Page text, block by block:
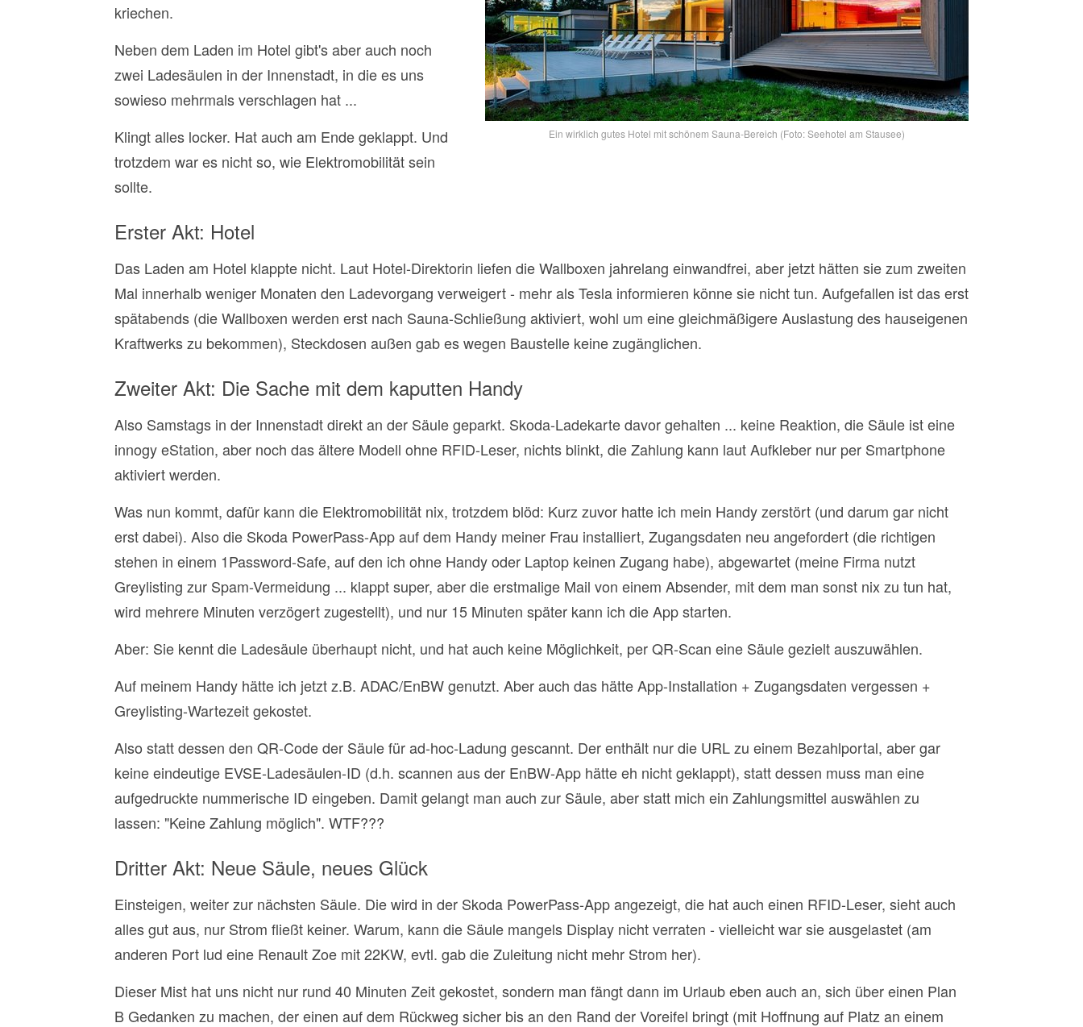
Ein wirklich gutes Hotel mit schönem Sauna-Bereich (Foto: Seehotel am Stausee)
kriechen.
Neben dem Laden im Hotel gibt's aber auch noch
zwei Ladesäulen in der Innenstadt, in die es uns
sowieso mehrmals verschlagen hat ...
Klingt alles locker. Hat auch am Ende geklappt. Und
trotzdem war es nicht so, wie Elektromobilität sein
sollte.
Erster Akt: Hotel
Das Laden am Hotel klappte nicht. Laut Hotel-Direktorin liefen die Wallboxen jahrelang einwandfrei, aber jetzt hätten sie zum zweiten
Mal innerhalb weniger Monaten den Ladevorgang verweigert - mehr als Tesla informieren könne sie nicht tun. Aufgefallen ist das erst
spätabends (die Wallboxen werden erst nach Sauna-Schließung aktiviert, wohl um eine gleichmäßigere Auslastung des hauseigenen
Kraftwerks zu bekommen), Steckdosen außen gab es wegen Baustelle keine zugänglichen.
Zweiter Akt: Die Sache mit dem kaputten Handy
Also Samstags in der Innenstadt direkt an der Säule geparkt. Skoda-Ladekarte davor gehalten ... keine Reaktion, die Säule ist eine
innogy eStation, aber noch das ältere Modell ohne RFID-Leser, nichts blinkt, die Zahlung kann laut Aufkleber nur per Smartphone
aktiviert werden.
Was nun kommt, dafür kann die Elektromobilität nix, trotzdem blöd: Kurz zuvor hatte ich mein Handy zerstört (und darum gar nicht
erst dabei). Also die Skoda PowerPass-App auf dem Handy meiner Frau installiert, Zugangsdaten neu angefordert (die richtigen
stehen in einem 1Password-Safe, auf den ich ohne Handy oder Laptop keinen Zugang habe), abgewartet (meine Firma nutzt
Greylisting zur Spam-Vermeidung ... klappt super, aber die erstmalige Mail von einem Absender, mit dem man sonst nix zu tun hat,
wird mehrere Minuten verzögert zugestellt), und nur 15 Minuten später kann ich die App starten.
Aber: Sie kennt die Ladesäule überhaupt nicht, und hat auch keine Möglichkeit, per QR-Scan eine Säule gezielt auszuwählen.
Auf meinem Handy hätte ich jetzt z.B. ADAC/EnBW genutzt. Aber auch das hätte App-Installation + Zugangsdaten vergessen +
Greylisting-Wartezeit gekostet.
Also statt dessen den QR-Code der Säule für ad-hoc-Ladung gescannt. Der enthält nur die URL zu einem Bezahlportal, aber gar
keine eindeutige EVSE-Ladesäulen-ID (d.h. scannen aus der EnBW-App hätte eh nicht geklappt), statt dessen muss man eine
aufgedruckte nummerische ID eingeben. Damit gelangt man auch zur Säule, aber statt mich ein Zahlungsmittel auswählen zu
lassen: "Keine Zahlung möglich". WTF???
Dritter Akt: Neue Säule, neues Glück
Einsteigen, weiter zur nächsten Säule. Die wird in der Skoda PowerPass-App angezeigt, die hat auch einen RFID-Leser, sieht auch
alles gut aus, nur Strom fließt keiner. Warum, kann die Säule mangels Display nicht verraten - vielleicht war sie ausgelastet (am
anderen Port lud eine Renault Zoe mit 22KW, evtl. gab die Zuleitung nicht mehr Strom her).
Dieser Mist hat uns nicht nur rund 40 Minuten Zeit gekostet, sondern man fängt dann im Urlaub eben auch an, sich über einen Plan
B Gedanken zu machen, der einen auf dem Rückweg sicher bis an den Rand der Voreifel bringt (mit Hoffnung auf Platz an einem